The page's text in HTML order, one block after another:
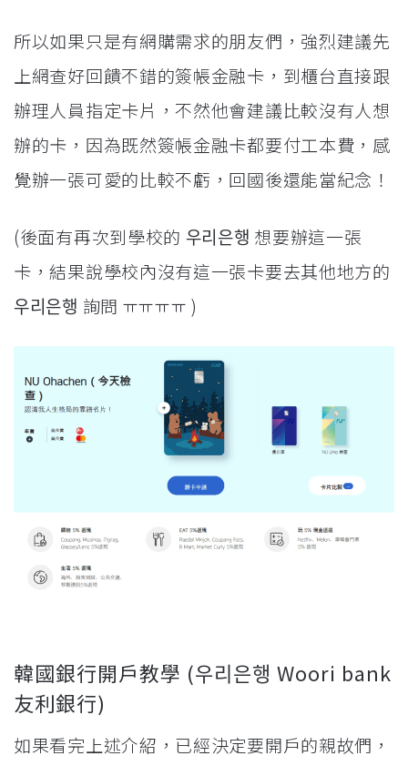
所以如果只是有網購需求的朋友們，強烈建議先
上網查好回饋不錯的簽帳金融卡，到櫃台直接跟
辦理人員指定卡片，不然他會建議比較沒有人想
辦的卡，因為既然簽帳金融卡都要付工本費，感
覺辦一張可愛的比較不虧，回國後還能當紀念！
(後面有再次到學校的 우리은행 想要辦這一張
卡，結果說學校內沒有這一張卡要去其他地方的
우리은행 詢問 ㅠㅠㅠㅠ )
韓國銀行開戶教學 (우리은행 Woori bank
友利銀行)
如果看完上述介紹，已經決定要開戶的親故們，